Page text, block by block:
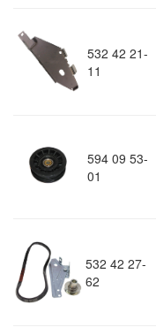
532 42 21-
11
594 09 53-
01
532 42 27-
62